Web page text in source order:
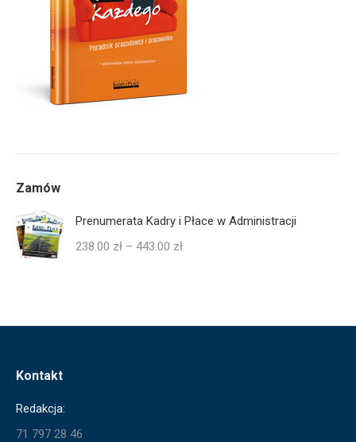
Zamów
Prenumerata Kadry i Płace w Administracji
238.00 zł – 443.00 złZakres
Kontakt
Redakcja:
71 797 28 46